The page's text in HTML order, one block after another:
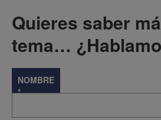
Quieres saber
tema…
NOMBRE
*